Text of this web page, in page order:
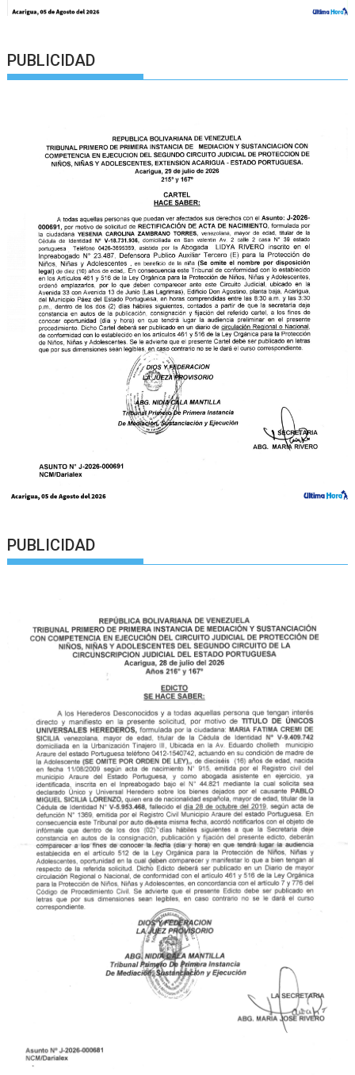
PUBLICIDAD
PUBLICIDAD